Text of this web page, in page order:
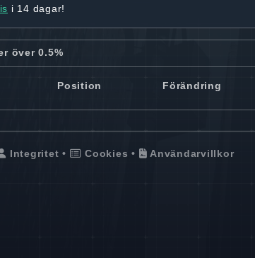
i 14 dagar!
över 0.5%
Position Förändring
Integritet • Cookies • Användarvillkor